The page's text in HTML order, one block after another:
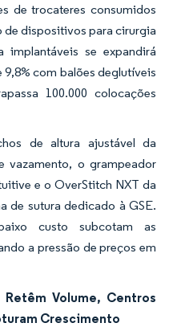
de trocateres consumidos
dispositivos para cirurgia
se expandirá
com balões deglutíveis
100.000 colocações
de altura ajustável da
vazamento, o grampeador
e o OverStitch NXT da
de sutura dedicado à GSE.
custo subcotam as
a pressão de preços em
Volume, Centros
Crescimento